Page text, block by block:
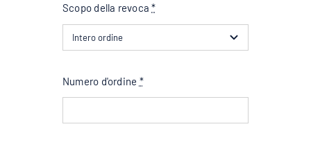
Account
Scopo della revoca*
Numero d'ordine *